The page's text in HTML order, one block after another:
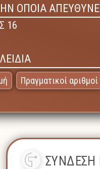
ΟΠΟΙΑ
16
Πραγματικοί αριθμοί
ΣΥΝΔΕΣΗ